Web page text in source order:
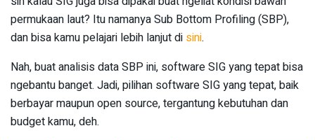
permukaan laut? Itu namanya Sub Bottom Profiling (SBP),
dan bisa kamu pelajari lebih lanjut di sini.
Nah, buat analisis data SBP ini, software SIG yang tepat bisa
ngebantu banget. Jadi, pilihan software SIG yang tepat, baik
berbayar maupun open source, tergantung kebutuhan dan
budget kamu, deh.